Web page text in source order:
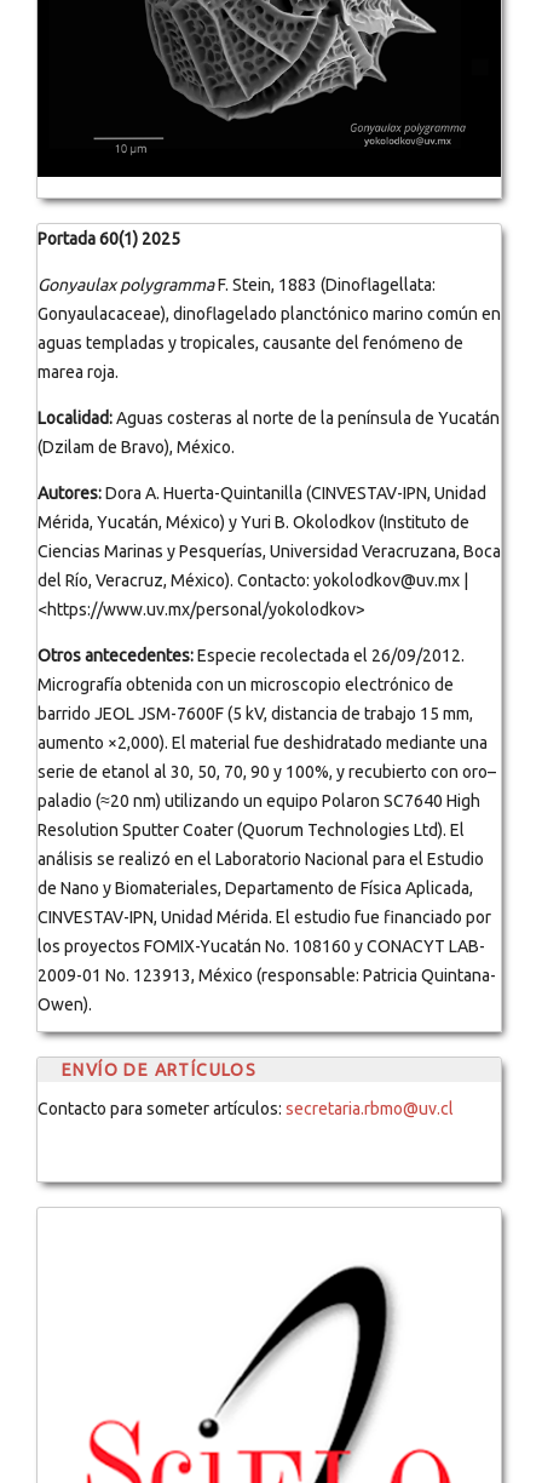
Portada 60(1) 2025
Gonyaulax polygrammaF. Stein, 1883 (Dinoflagellata:
Gonyaulacaceae), dinoflagelado planctónico marino común en
aguas templadas y tropicales, causante del fenómeno de
marea roja.
Localidad:Aguas costeras al norte de la península de Yucatán
(Dzilam de Bravo), México.
Autores:Dora A. Huerta-Quintanilla (CINVESTAV-IPN, Unidad
Mérida, Yucatán, México) y Yuri B. Okolodkov (Instituto de
Ciencias Marinas y Pesquerías, Universidad Veracruzana, Boca
del Río, Veracruz, México). Contacto: yokolodkov@uv.mx |
<https://www.uv.mx/personal/yokolodkov>
Otros antecedentes:Especie recolectada el 26/09/2012.
Micrografía obtenida con un microscopio electrónico de
barrido JEOL JSM-7600F (5 kV, distancia de trabajo 15 mm,
aumento ×2,000). El material fue deshidratado mediante una
serie de etanol al 30, 50, 70, 90 y 100%, y recubierto con oro–
paladio (≈20 nm) utilizando un equipo Polaron SC7640 High
Resolution Sputter Coater (Quorum Technologies Ltd). El
análisis se realizó en el Laboratorio Nacional para el Estudio
de Nano y Biomateriales, Departamento de Física Aplicada,
CINVESTAV-IPN, Unidad Mérida. El estudio fue financiado por
los proyectos FOMIX-Yucatán No. 108160 y CONACYT LAB-
2009-01 No. 123913, México (responsable: Patricia Quintana-
Owen).
ENVÍO DE ARTÍCULOS
Contacto para someter artículos: secretaria.rbmo@uv.cl